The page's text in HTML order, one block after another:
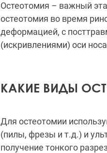
Остеотомия – важный
остеотомия во время
деформацией, с
(искривлениями) оси
КАКИЕ ВИДЫ
Для остеотомии
(пилы, фрезы и т.д.) и
получение тонкого